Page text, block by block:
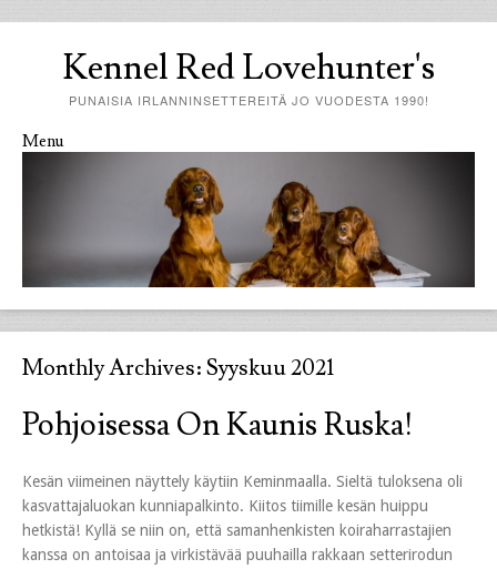
Kennel Red Lovehunter's
PUNAISIA IRLANNINSETTEREITÄ JO VUODESTA 1990!
Menu
Monthly Archives:Syyskuu 2021
Pohjoisessa On Kaunis Ruska!
Kesän viimeinen näyttely käytiin Keminmaalla. Sieltä tuloksena oli
kasvattajaluokan kunniapalkinto. Kiitos tiimille kesän huippu
hetkistä! Kyllä se niin on, että samanhenkisten koiraharrastajien
kanssa on antoisaa ja virkistävää puuhailla rakkaan setterirodun